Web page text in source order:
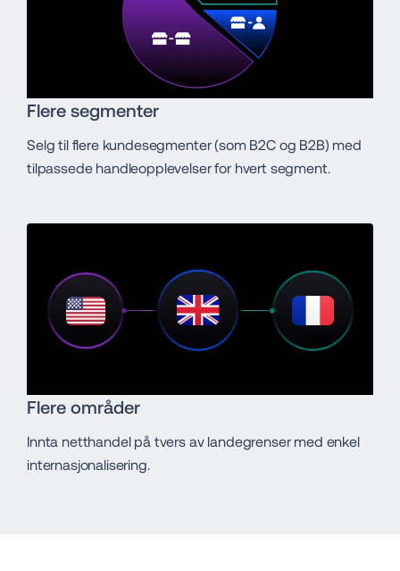
Flere segmenter
Selg til flere kundesegmenter (som B2C og B2B) med
tilpassede handleopplevelser for hvert segment.
Flere områder
Innta netthandel på tvers av landegrenser med enkel
internasjonalisering.